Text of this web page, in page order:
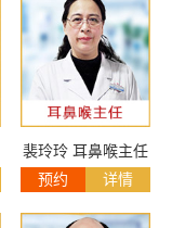
裴玲玲 耳鼻喉主任
预约
详情